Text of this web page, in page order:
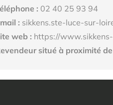
: 02 40 25 93 94
: sikkens.ste-luce-sur-
web : https://
situé à proximité de